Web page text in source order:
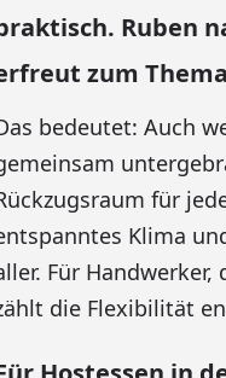
Ruben
zum
bedeutet: Auch
für
Klima
Für
die Flexibilität